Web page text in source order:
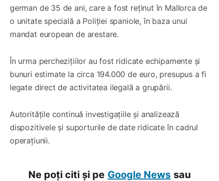
german de 35 de ani, care a fost reținut în Mallorca de
o unitate specială a Poliției spaniole, în baza unui
mandat european de arestare.
În urma perchezițiilor au fost ridicate echipamente și
bunuri estimate la circa 194.000 de euro, presupus a fi
legate direct de activitatea ilegală a grupării.
Autoritățile continuă investigațiile și analizează
dispozitivele și suporturile de date ridicate în cadrul
operațiunii.
Ne poți citi și pe Google News sau